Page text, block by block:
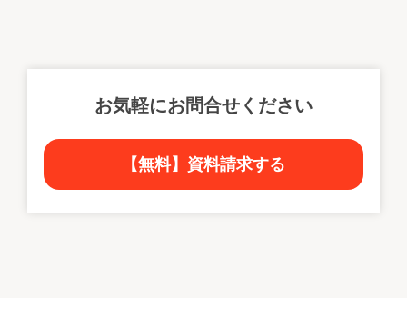
お気軽にお問合せください
【無料】資料請求する